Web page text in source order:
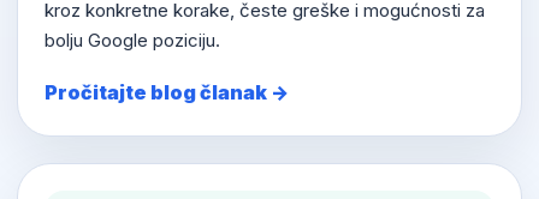
kroz konkretne korake, česte greške i mogućnosti za
bolju Google poziciju.
Pročitajte blog članak →